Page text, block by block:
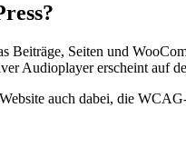
Beiträge, Seiten und
Audioplayer erscheint auf
auch dabei, die